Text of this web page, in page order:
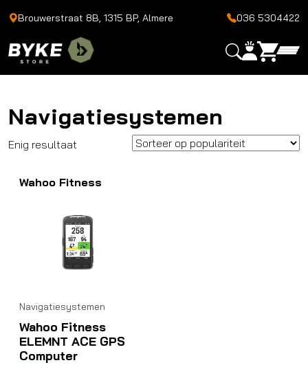
Brouwerstraat 8B, 1315 BP, Almere 036 5304422
Navigatiesystemen
Enig resultaat
Wahoo Fitness
Navigatiesystemen
Wahoo Fitness
ELEMNT ACE GPS
Computer